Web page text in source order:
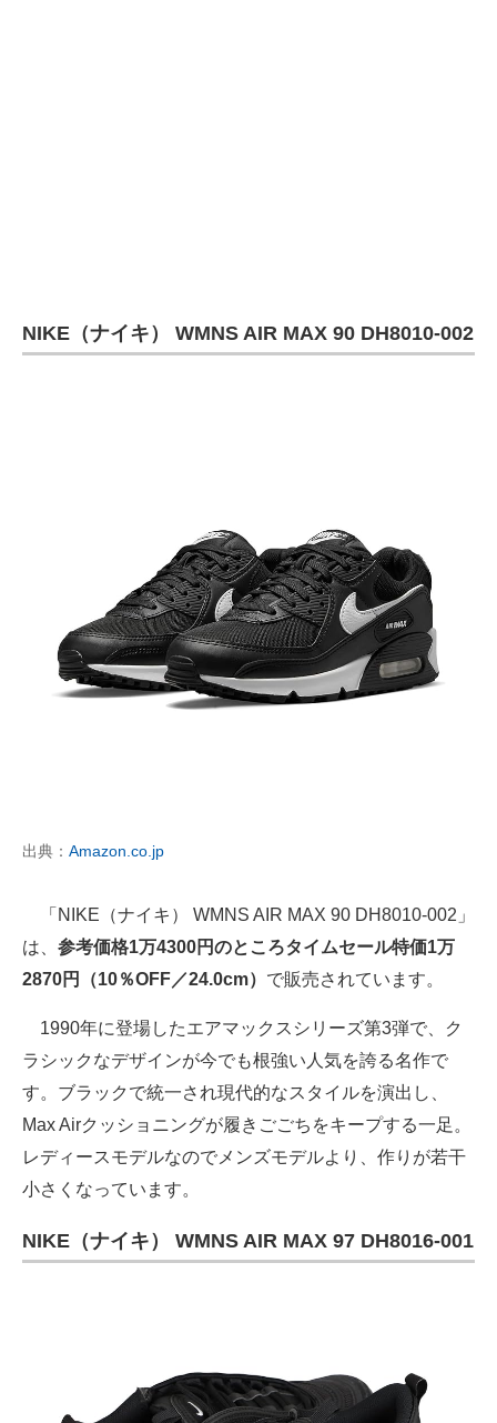
NIKE（ナイキ） WMNS AIR MAX 90 DH8010-002
出典： Amazon.co.jp
「NIKE（ナイキ） WMNS AIR MAX 90 DH8010-002」
は、 参考価格1万4300円のところタイムセール特価1万
2870円（10％OFF／24.0cm） で販売されています。
1990年に登場したエアマックスシリーズ第3弾で、ク
ラシックなデザインが今でも根強い人気を誇る名作で
す。ブラックで統一され現代的なスタイルを演出し、
Max Airクッショニングが履きごごちをキープする一足。
レディースモデルなのでメンズモデルより、作りが若干
小さくなっています。
NIKE（ナイキ） WMNS AIR MAX 97 DH8016-001